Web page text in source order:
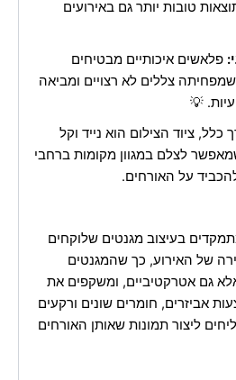
טובות יותר גם באירועים
פלאשים איכותיים מבטיחים
צללים לא רצויים ומביאה
💡
כלל, ציוד הצילום הוא נייד וקל
לצלם במגוון מקומות ברחבי
על האורחים.
בעיצוב מגנטים שלוקחים
של האירוע, כך שהמגנטים
גם אטרקטיביים, ומשקפים את
אביזרים, חומרים שונים ורקעים
ליצור תמונות שאותן האורחים